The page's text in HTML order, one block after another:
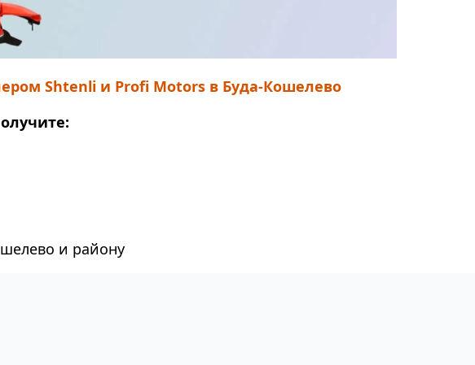
Shtenli и Profi Motors в Буда-Кошелево
и району